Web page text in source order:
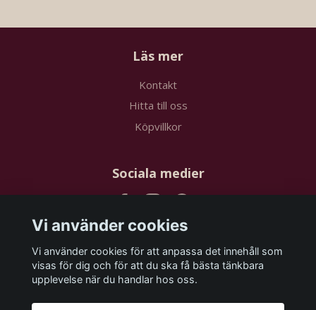
Läs mer
Kontakt
Hitta till oss
Köpvillkor
Sociala medier
Prenumerera på vårt nyhetsbrev
Vi använder cookies
Vi använder cookies för att anpassa det innehåll som
visas för dig och för att du ska få bästa tänkbara
upplevelse när du handlar hos oss.